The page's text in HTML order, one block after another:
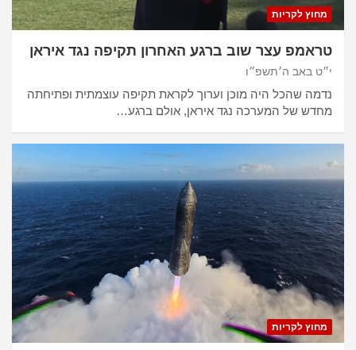
מחוץ לקריות
טראמפ עצר שוב ברגע האחרון תקיפה נגד איראן
י״ט באב ה׳תשפ״ו
נדמה שהכל היה מוכן וערוך לקראת תקיפה עוצמתית ופתיחתה
מחדש של המערכה נגד איראן, אולם ברגע…
מחוץ לקריות